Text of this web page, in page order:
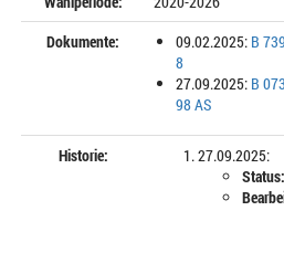
Dokumente:
09.02.2025: B
8
27.09.2025: B
98 AS
Historie:
27.09.2025:
Status: